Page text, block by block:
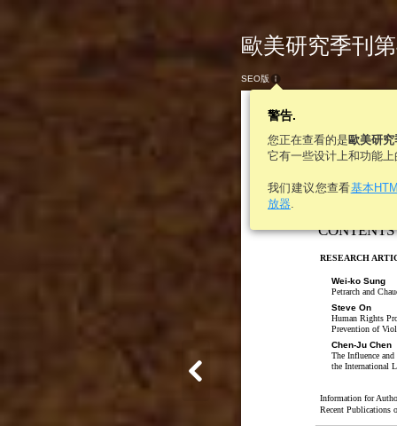
歐美研究季刊
歐美
CONTENTS
RESEARCH
Wei-ko Sung
Petrarch and
Steve On
Human Rights
Prevention of
Chen-Ju Chen
The Influence
the International
Information for
Recent Publications
SEO版
警告.
您正在查看的是歐美研
它有一些设计上和功能
我们建议您查看基本
放器